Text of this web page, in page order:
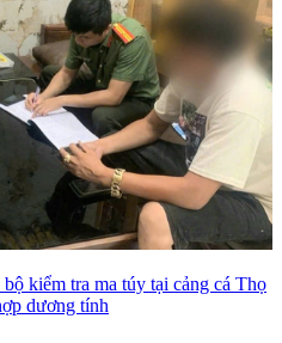
kiểm tra ma túy tại cảng cá Thọ
dương tính